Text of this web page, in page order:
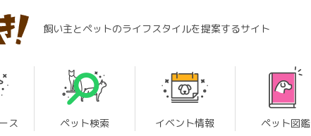
飼い主とペットのライフスタイルを提案するサイト
ス ペット検索 イベント情報 ペット図鑑